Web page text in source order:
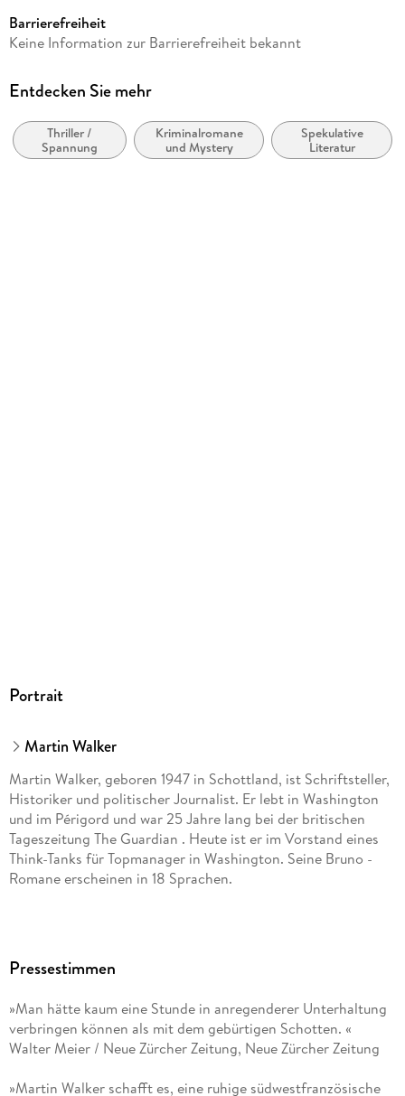
Autor/Autorin
Übersetzung
Verlag/Hersteller
Diogenes Verlag AG
Barrierefreiheit
Keine Information zur Barrierefreiheit bekannt
Entdecken Sie mehr
Thriller /
Spannung
Kriminalromane
und Mystery
Spekulative
Literatur
Portrait
Martin Walker
Martin Walker, geboren 1947 in Schottland, ist Schriftsteller,
Historiker und politischer Journalist. Er lebt in Washington
und im Périgord und war 25 Jahre lang bei der britischen
Tageszeitung The Guardian . Heute ist er im Vorstand eines
Think-Tanks für Topmanager in Washington. Seine Bruno -
Romane erscheinen in 18 Sprachen.
Pressestimmen
»Man hätte kaum eine Stunde in anregenderer Unterhaltung
verbringen können als mit dem gebürtigen Schotten. «
Walter Meier / Neue Zürcher Zeitung, Neue Zürcher Zeitung
»Martin Walker schafft es, eine ruhige südwestfranzösische